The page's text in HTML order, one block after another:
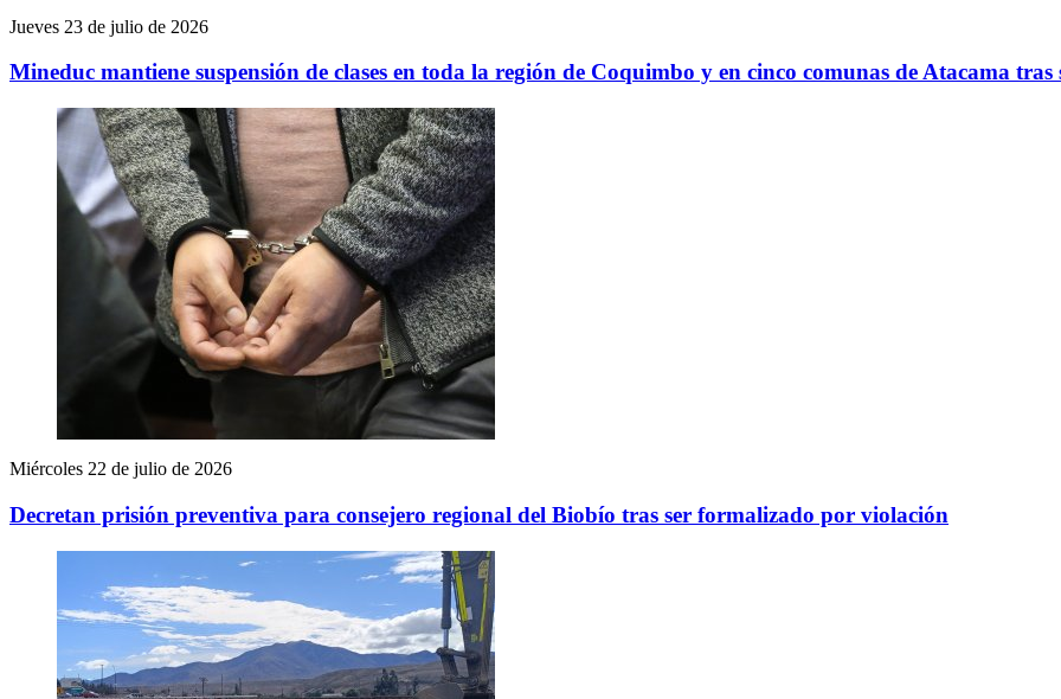
Jueves 23 de julio de 2026
Mineduc mantiene suspensión de clases en toda la región de Coquimbo y en cinco comunas de Atacama
Miércoles 22 de julio de 2026
Decretan prisión preventiva para consejero regional del Biobío tras ser formalizado por violación